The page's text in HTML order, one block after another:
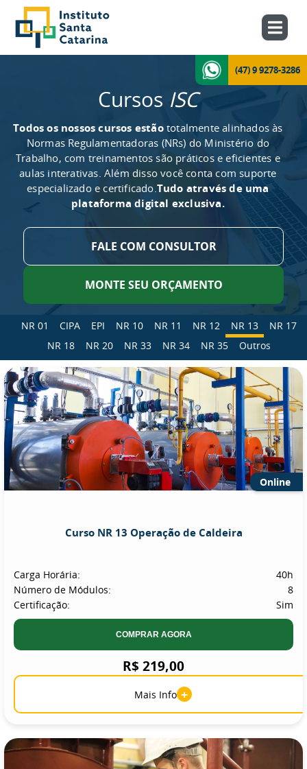
(47) 9 9278-3286
Cursos ISC
Todos os nossos cursos estãototalmente alinhados às
Normas Regulamentadoras (NRs) do Ministério do
Trabalho, com treinamentos são práticos e eficientes e
aulas interativas. Além disso você conta com suporte
especializado e certificado.Tudo através de uma
plataforma digital exclusiva.
FALE COM CONSULTOR
MONTE SEU ORÇAMENTO
NR 01 CIPA EPI NR 10 NR 11 NR 12 NR 13
NR 17
NR 18
NR 20 NR 33 NR 34 NR 35 Outros
Online
Curso NR 13 Operação de Caldeira
Carga Horária:
40h
Número de Módulos:
8
Certificação:
Sim
COMPRAR AGORA
R$ 219,00
Mais Info +